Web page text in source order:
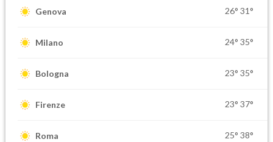
Genova 26° 31°
Milano 24° 35°
Bologna 23° 35°
Firenze 23° 37°
Roma 25° 38°